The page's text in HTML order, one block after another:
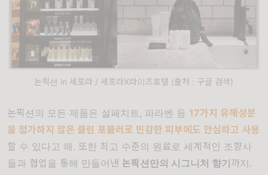
논픽션 in 세포라 / 세포라X라이즈호텔 (출처 : 구글 검색)
논픽션의 모든 제품은 설페치트, 파라벤 등 17가지 유해성분
을 첨가하지 않은 클린 포뮬러로 민감한 피부에도 안심하고 사용
할 수 있다고 해. 또한 최고 수준의 원료로 세계적인 조향사
들과 협업을 통해 만들어낸 논픽션만의 시그니처 향기까지.